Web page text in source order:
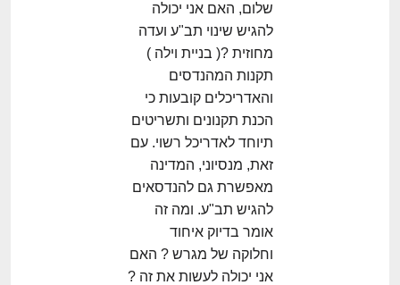
שלום, האם אני יכולה
להגיש שינוי תב"ע ועדה
מחוזית ?( בניית וילה )
תקנות המהנדסים
והאדריכלים קובעות כי
הכנת תקנונים ותשריטים
תיוחד לאדריכל רשוי. עם
זאת, מנסיוני, המדינה
מאפשרת גם להנדסאים
להגיש תב"ע. ומה זה
אומר בדיוק איחוד
וחלוקה של מגרש ? האם
אני יכולה לעשות את זה ?